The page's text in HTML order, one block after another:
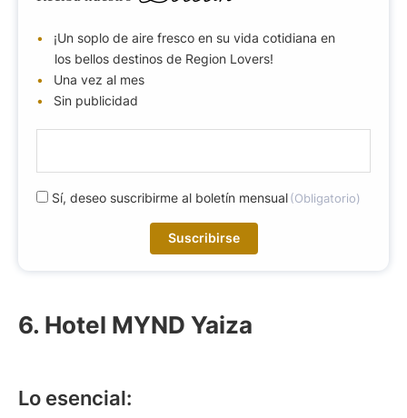
¡Un soplo de aire fresco en su vida cotidiana en
los bellos destinos de Region Lovers!
Una vez al mes
Sin publicidad
m
b
t
R
a
Sí, deseo suscribirme al boletín mensual(Obligatorio)
6. Hotel MYND Yaiza
Lo esencial: